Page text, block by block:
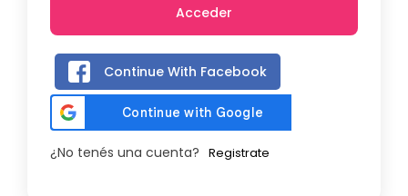
Acceder
Continue With Facebook
¿No tenés una cuenta? Registrate